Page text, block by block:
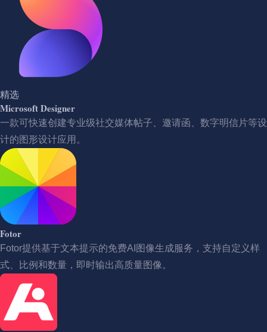
精选
Microsoft Designer
一款可快速创建专业级社交媒体帖子、邀请函、数字明信片等设
计的图形设计应用。
Fotor
Fotor提供基于文本提示的免费AI图像生成服务，支持自定义样
式、比例和数量，即时输出高质量图像。